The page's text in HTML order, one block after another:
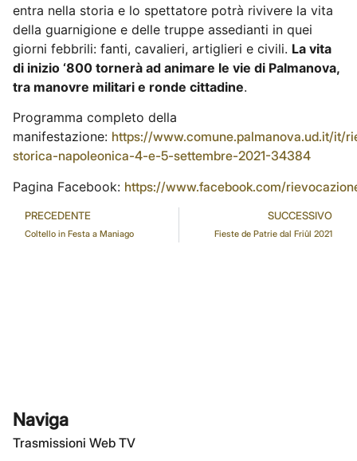
entra nella storia e lo spettatore potrà rivivere la vita
della guarnigione e delle truppe assedianti in quei
giorni febbrili: fanti, cavalieri, artiglieri e civili. La vita
di inizio ‘800 tornerà ad animare le vie di Palmanova,
tra manovre militari e ronde cittadine.
Programma completo della
manifestazione: https://www.comune.palmanova.ud.it/it/
storica-napoleonica-4-e-5-settembre-2021-34384
Pagina Facebook: https://www.facebook.com/
PRECEDENTE
Coltello in Festa a Maniago
SUCCESSIVO
Fieste de Patrie dal Friûl 2021
Naviga
Trasmissioni Web TV